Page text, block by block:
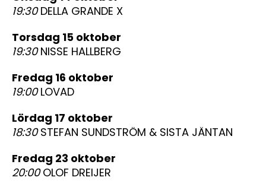
19:30DELLA GRANDE X
torsdag 15 oktober
19:30NISSE HALLBERG
fredag 16 oktober
19:00LOVAD
lördag 17 oktober
18:30STEFAN SUNDSTRÖM & SISTA JÄNTAN
fredag 23 oktober
20:00OLOF DREIJER